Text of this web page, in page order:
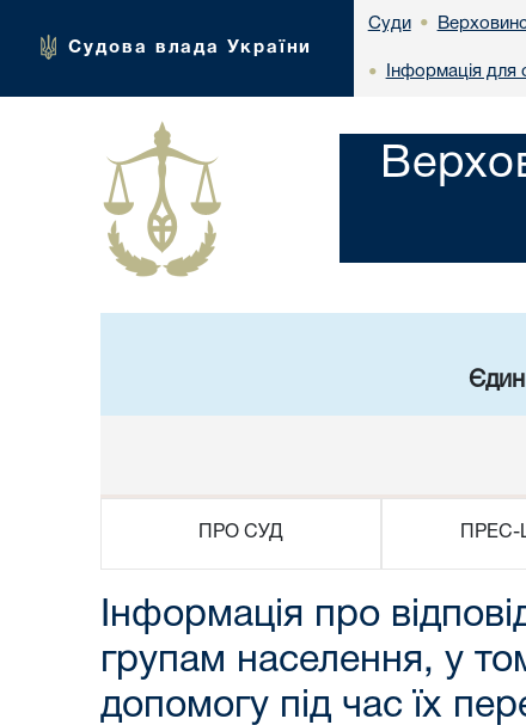
Судова влада України
Суди •
• Інформація для
ПРО СУД
Інформація про
групам населення, у
допомогу під час їх